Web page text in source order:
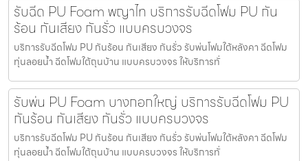
รับฉีด PU Foam พญาไท บริการรับฉีดโฟม PU กัน
ร้อน กันเสียง กันรั่ว แบบครบวงจร
บริการรับฉีดโฟม PU กันร้อน กันเสียง กันรั่ว รับพ่นโฟมใต้หลังคา ฉีดโฟม
ทุ่นลอยน้ำ ฉีดโฟมใต้ถุนบ้าน แบบครบวงจร ให้บริการทั่
รับพ่น PU Foam บางกอกใหญ่ บริการรับฉีดโฟม PU
กันร้อน กันเสียง กันรั่ว แบบครบวงจร
บริการรับฉีดโฟม PU กันร้อน กันเสียง กันรั่ว รับพ่นโฟมใต้หลังคา ฉีดโฟม
ทุ่นลอยน้ำ ฉีดโฟมใต้ถุนบ้าน แบบครบวงจร ให้บริการทั่